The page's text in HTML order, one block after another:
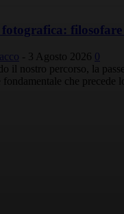
fotografica:
- 3 Agosto 2026 0
il nostro percorso, la
fondamentale che precede